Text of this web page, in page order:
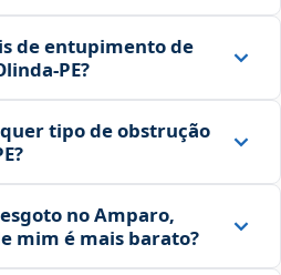
de entupimento de
tipo de obstrução
no Amparo,
mim é mais barato?